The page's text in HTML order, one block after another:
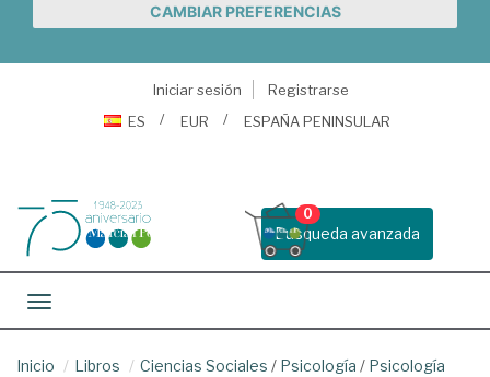
CAMBIAR PREFERENCIAS
Iniciar sesión
Registrarse
ES
EUR ESPAÑA PENINSULAR
Busqueda avanzada
0
Toggle navigation
Inicio Libros Ciencias Sociales / Psicología / Psicología